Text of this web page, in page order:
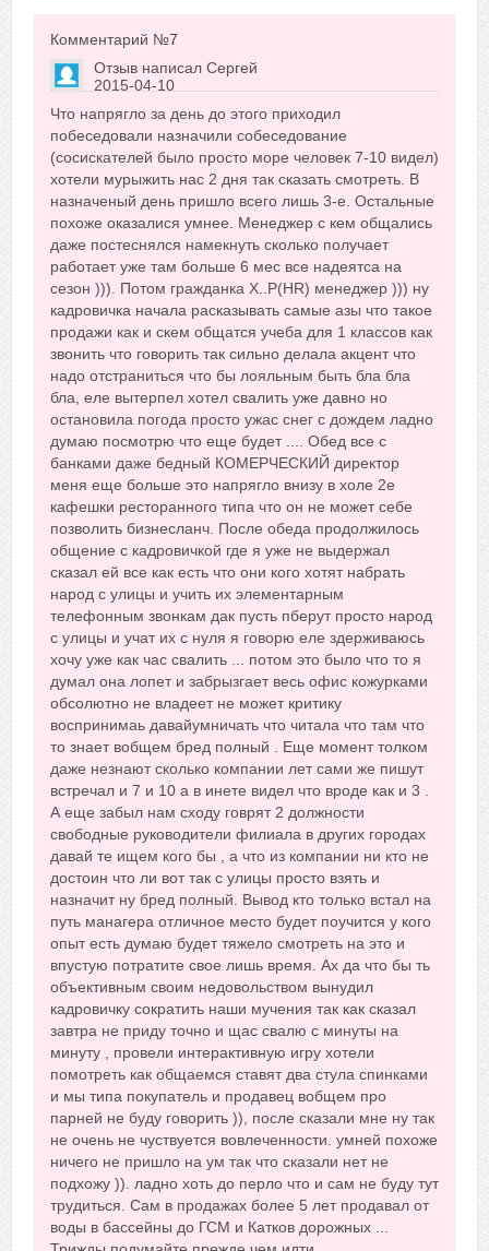
Комментарий №7
Отзыв написал Сергей
2015-04-10
-3
Сказать друзьям об отзыве
Что напрягло за день до этого приходил
побеседовали назначили собеседование
(сосискателей было просто море человек 7-10 видел)
хотели мурыжить нас 2 дня так сказать смотреть. В
назначеный день пришло всего лишь 3-е. Остальные
похоже оказалися умнее. Менеджер с кем общались
даже постеснялся намекнуть сколько получает
работает уже там больше 6 мес все надеятса на
сезон ))). Потом гражданка Х..Р(HR) менеджер ))) ну
кадровичка начала расказывать самые азы что такое
продажи как и скем общатся учеба для 1 классов как
звонить что говорить так сильно делала акцент что
надо отстраниться что бы лояльным быть бла бла
бла, еле вытерпел хотел свалить уже давно но
остановила погода просто ужас снег с дождем ладно
думаю посмотрю что еще будет .... Обед все с
банками даже бедный КОМЕРЧЕСКИЙ директор
меня еще больше это напрягло внизу в холе 2е
кафешки ресторанного типа что он не может себе
позволить бизнесланч. После обеда продолжилось
общение с кадровичкой где я уже не выдержал
сказал ей все как есть что они кого хотят набрать
народ с улицы и учить их элементарным
телефонным звонкам дак пусть пберут просто народ
с улицы и учат их с нуля я говорю еле здерживаюсь
хочу уже как час свалить ... потом это было что то я
думал она лопет и забрызгает весь офис кожурками
обсолютно не владеет не может критику
воспринимаь давайумничать что читала что там что
то знает вобщем бред полный . Еще момент толком
даже незнают сколько компании лет сами же пишут
встречал и 7 и 10 а в инете видел что вроде как и 3 .
А еще забыл нам сходу говрят 2 должности
свободные руководители филиала в других городах
давай те ищем кого бы , а что из компании ни кто не
достоин что ли вот так с улицы просто взять и
назначит ну бред полный. Вывод кто только встал на
путь манагера отличное место будет поучится у кого
опыт есть думаю будет тяжело смотреть на это и
впустую потратите свое лишь время. Ах да что бы ть
объективным своим недовольством вынудил
кадровичку сократить наши мучения так как сказал
завтра не приду точно и щас свалю с минуты на
минуту , провели интерактивную игру хотели
помотреть как общаемся ставят два стула спинками
и мы типа покупатель и продавец вобщем про
парней не буду говорить )), после сказали мне ну так
не очень не чуствуется вовлеченности. умней похоже
ничего не пришло на ум так что сказали нет не
подхожу )). ладно хоть до перло что и сам не буду тут
трудиться. Сам в продажах более 5 лет продавал от
воды в бассейны до ГСМ и Катков дорожных ...